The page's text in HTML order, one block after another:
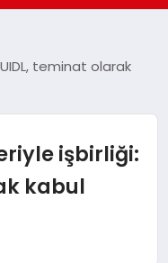
teminat olarak
işbirliği:
kabul